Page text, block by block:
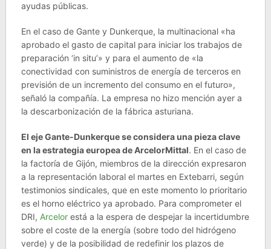
ayudas públicas.
En el caso de Gante y Dunkerque, la multinacional «ha
aprobado el gasto de capital para iniciar los trabajos de
preparación ‘in situ’» y para el aumento de «la
conectividad con suministros de energía de terceros en
previsión de un incremento del consumo en el futuro»,
señaló la compañía. La empresa no hizo mención ayer a
la descarbonización de la fábrica asturiana.
El eje Gante-Dunkerque se considera una pieza clave
en la estrategia europea de ArcelorMittal. En el caso de
la factoría de Gijón, miembros de la dirección expresaron
a la representación laboral el martes en Extebarri, según
testimonios sindicales, que en este momento lo prioritario
es el horno eléctrico ya aprobado. Para comprometer el
DRI, Arcelorestá a la espera de despejar la incertidumbre
sobre el coste de la energía (sobre todo del hidrógeno
verde) y de la posibilidad de redefinir los plazos de